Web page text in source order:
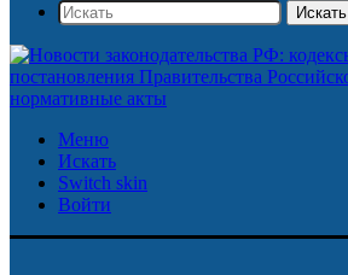
Искать
Меню
Искать
Switch skin
Войти